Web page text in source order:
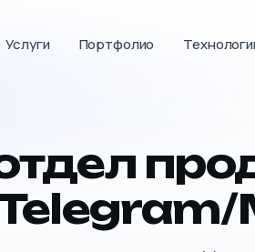
Услуги Портфолио